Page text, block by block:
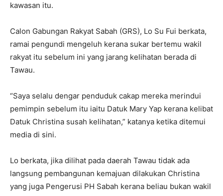
kawasan itu.
Calon Gabungan Rakyat Sabah (GRS), Lo Su Fui berkata,
ramai pengundi mengeluh kerana sukar bertemu wakil
rakyat itu sebelum ini yang jarang kelihatan berada di
Tawau.
“Saya selalu dengar penduduk cakap mereka merindui
pemimpin sebelum itu iaitu Datuk Mary Yap kerana kelibat
Datuk Christina susah kelihatan,” katanya ketika ditemui
media di sini.
Lo berkata, jika dilihat pada daerah Tawau tidak ada
langsung pembangunan kemajuan dilakukan Christina
yang juga Pengerusi PH Sabah kerana beliau bukan wakil